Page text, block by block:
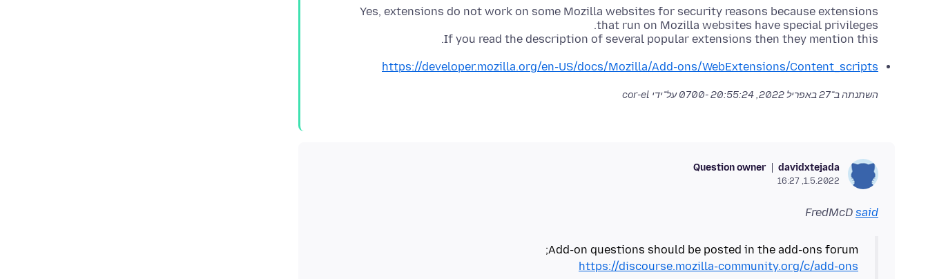
Yes, extensions do not work on some Mozilla websites for security reasons because extensions
If you read the description of several popular extensions then they mention this.
https://developer.mozilla.org/en-US/docs/Mozilla/Add-ons/WebExtensions/Content_scripts
השתנתה ב־27 באפריל 2022, 20:55:24 -0700 על־ידי cor-el
davidxtejada
Question owner
1.5.2022, 16:27
FredMcD said
Add-on questions should be posted in the add-ons forum;
https://discourse.mozilla-community.org/c/add-ons